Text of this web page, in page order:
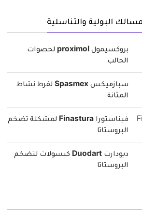
البولية والتناسلية
بروكسيمول proximol لحصوات
الحالب
سبازميكس Spasmex لفرط نشاط
المثانة
فيناستورا Finastura لمشكلة تضخم
البروستاتا
ديودارت Duodart كبسولات لتضخم
البروستاتا